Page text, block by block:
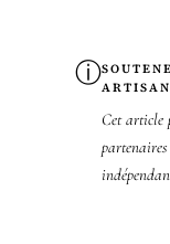
ⓘ
Cet article